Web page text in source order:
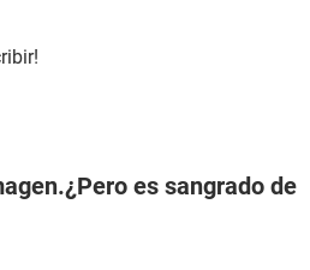
es sangrado de